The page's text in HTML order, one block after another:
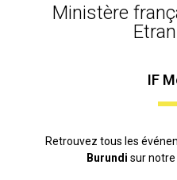
Ministère
IF
Retrouvez tous les
Burundi sur